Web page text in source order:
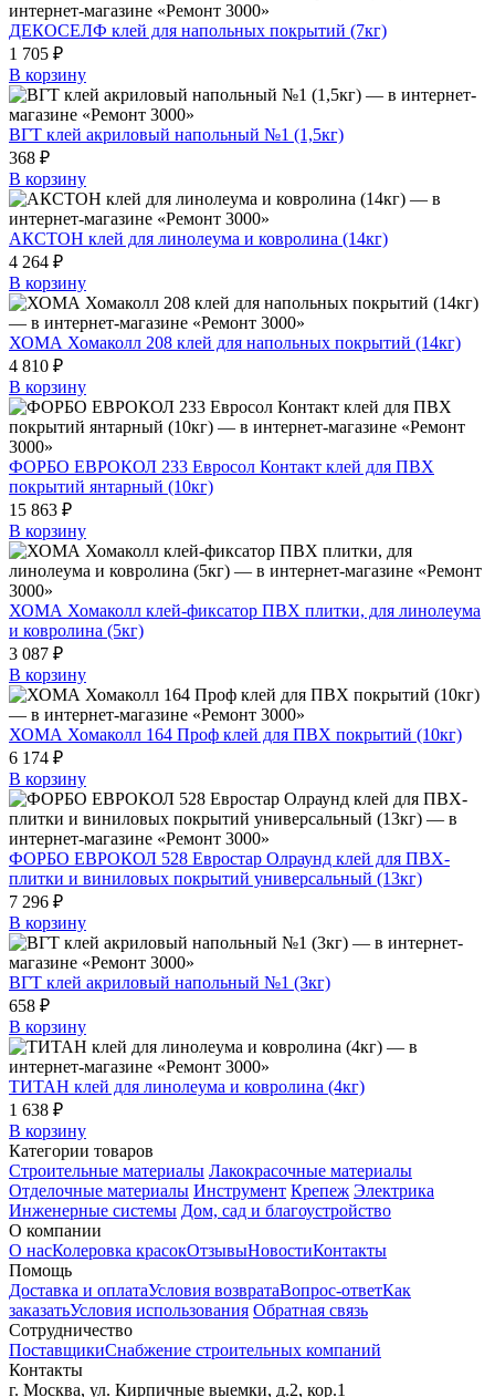
ДЕКОСЕЛФ клей для напольных покрытий (7кг)
1 705 ₽
В корзину
ВГТ клей акриловый напольный №1 (1,5кг)
368 ₽
В корзину
АКСТОН клей для линолеума и ковролина (14кг)
4 264 ₽
В корзину
ХОМА Хомаколл 208 клей для напольных покрытий (14кг)
4 810 ₽
В корзину
ФОРБО ЕВРОКОЛ 233 Евросол Контакт клей для ПВХ
покрытий янтарный (10кг)
15 863 ₽
В корзину
ХОМА Хомаколл клей-фиксатор ПВХ плитки, для линолеума
и ковролина (5кг)
3 087 ₽
В корзину
ХОМА Хомаколл 164 Проф клей для ПВХ покрытий (10кг)
6 174 ₽
В корзину
ФОРБО ЕВРОКОЛ 528 Евростар Олраунд клей для ПВХ-
плитки и виниловых покрытий универсальный (13кг)
7 296 ₽
В корзину
ВГТ клей акриловый напольный №1 (3кг)
658 ₽
В корзину
ТИТАН клей для линолеума и ковролина (4кг)
1 638 ₽
В корзину
Категории товаров
Строительные материалы Лакокрасочные материалы
Отделочные материалы Инструмент Крепеж Электрика
Инженерные системы Дом, сад и благоустройство
О компании
О насКолеровка красокОтзывыНовостиКонтакты
Помощь
Доставка и оплатаУсловия возвратаВопрос-ответКак
заказатьУсловия использования Обратная связь
Сотрудничество
ПоставщикиСнабжение строительных компаний
Контакты
г. Москва, ул. Кирпичные выемки, д.2, кор.1